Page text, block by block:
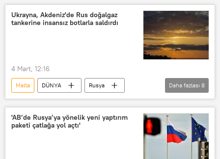
Haberler
Ukrayna, Akdeniz'de Rus doğalgaz
tankerine insansız botlarla saldırdı
4 Mart, 12:16
Malta DÜNYA
Rusya
Rusya Ulaştırma Bakanlığı
Akdeniz
Ukrayna
insansız deniz aracı
Silahlı İnsansız Deniz Aracı (SİDA)
Daha fazlası 8
'AB’de Rusya’ya yönelik yeni yaptırım
paketi çatlağa yol açtı'